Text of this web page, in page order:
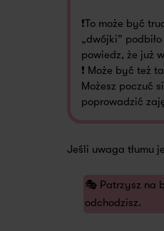
❗To może być
„dwójki”
powiedz, że już
❗ Może być też
Możesz poczuć
poprowadzić
Jeśli uwaga tłumu
🎭 Patrzysz na
odchodzisz.